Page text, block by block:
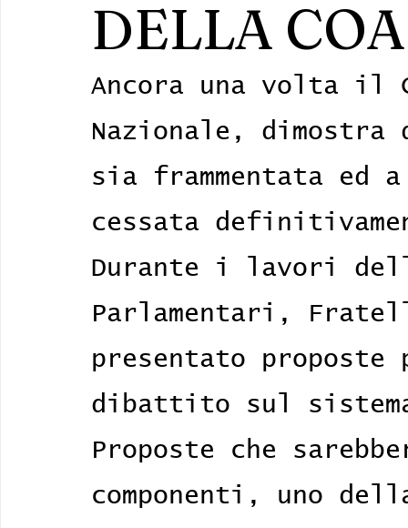
DELLA
Ancora una volta il
Nazionale,
sia frammentata ed
cessata
Durante i lavori
Parlamentari,
presentato
dibattito sul
Proposte che
componenti, uno